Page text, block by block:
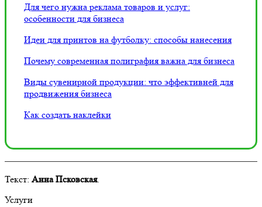
Для чего нужна реклама товаров и услуг:
особенности для бизнеса
Идеи для принтов на футболку: способы нанесения
Почему современная полиграфия важна для бизнеса
Виды сувенирной продукции: что эффективней для
продвижения бизнеса
Как создать наклейки
Текст: Анна Псковская.
Услуги